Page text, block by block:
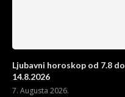
Ljubavni horoskop od 7.8 do
14.8.2026
7. Augusta 2026.